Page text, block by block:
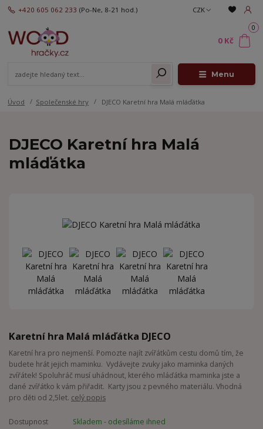
Menu
CZK
+420 605 062 233 (Po-Ne, 8-21 hod.)
0
0 Kč
Úvod Společenské hry DJECO Karetní hra Malá mláďátka
DJECO Karetní hra Malá
mláďátka
Karetní hra Malá mláďátka DJECO
Karetní hra pro nejmenší. Pomozte najít zvířátkům cestu domů tím, že
budete hrát jejich maminku. Vydávejte zvuky jako maminka daných
zvířátek! Spoluhráč musí uhádnout, kterého mláďátka maminka jste a
dané zvířátko k vám přiřadit. Karty jsou z pevného materiálu. Vhodná
pro děti od 2,5let. celý popis
Dostupnost Skladem - odesíláme ihned